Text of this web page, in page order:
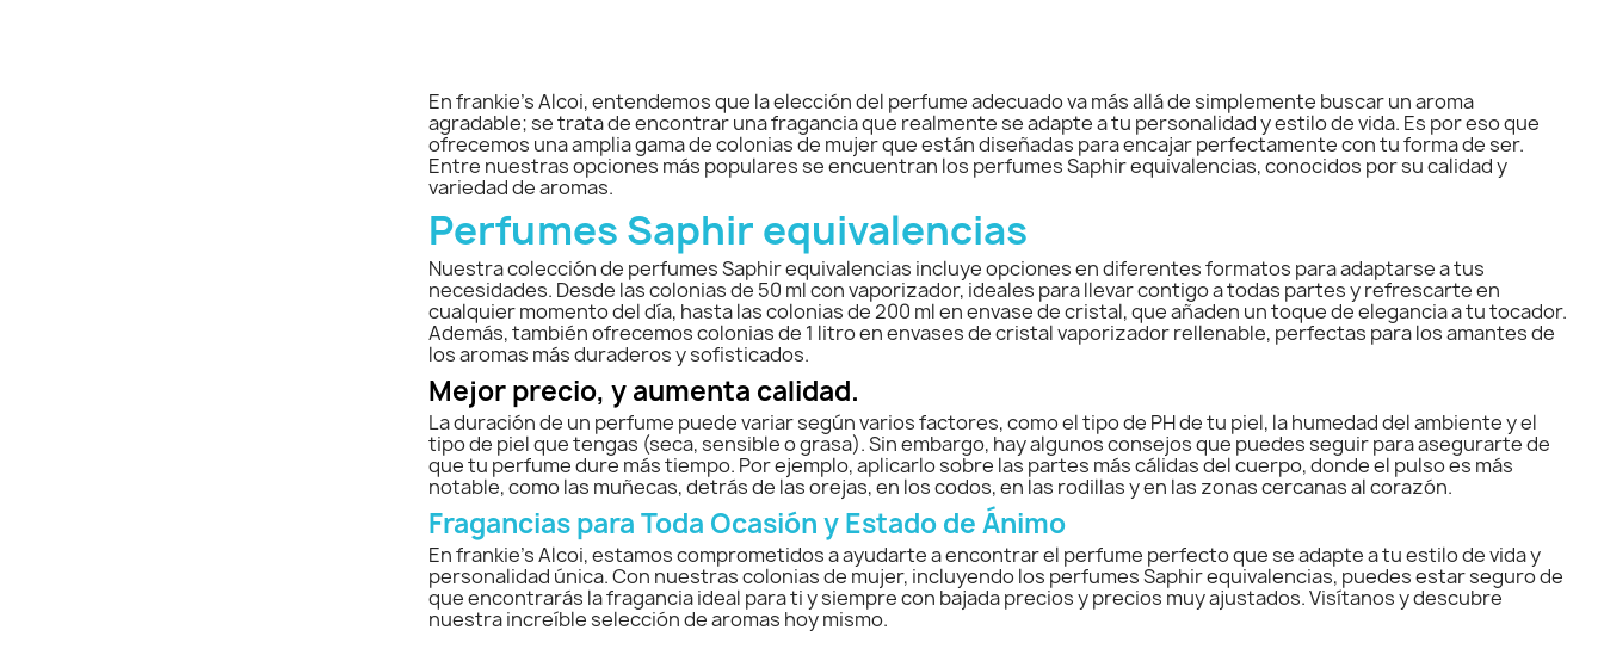
En frankie's Alcoi, entendemos que la elección del perfume adecuado va más allá de simplemente buscar un aroma
agradable; se trata de encontrar una fragancia que realmente se adapte a tu personalidad y estilo de vida. Es por eso que
ofrecemos una amplia gama de colonias de mujer que están diseñadas para encajar perfectamente con tu forma de ser.
Entre nuestras opciones más populares se encuentran los perfumes Saphir equivalencias, conocidos por su calidad y
variedad de aromas.
Perfumes Saphir equivalencias
Nuestra colección de perfumes Saphir equivalencias incluye opciones en diferentes formatos para adaptarse a tus
necesidades. Desde las colonias de 50 ml con vaporizador, ideales para llevar contigo a todas partes y refrescarte en
cualquier momento del día, hasta las colonias de 200 ml en envase de cristal, que añaden un toque de elegancia a tu tocador.
Además, también ofrecemos colonias de 1 litro en envases de cristal vaporizador rellenable, perfectas para los amantes de
los aromas más duraderos y sofisticados.
Mejor precio, y aumenta calidad.
La duración de un perfume puede variar según varios factores, como el tipo de PH de tu piel, la humedad del ambiente y el
tipo de piel que tengas (seca, sensible o grasa). Sin embargo, hay algunos consejos que puedes seguir para asegurarte de
que tu perfume dure más tiempo. Por ejemplo, aplicarlo sobre las partes más cálidas del cuerpo, donde el pulso es más
notable, como las muñecas, detrás de las orejas, en los codos, en las rodillas y en las zonas cercanas al corazón.
Fragancias para Toda Ocasión y Estado de Ánimo
En frankie's Alcoi, estamos comprometidos a ayudarte a encontrar el perfume perfecto que se adapte a tu estilo de vida y
personalidad única. Con nuestras colonias de mujer, incluyendo los perfumes Saphir equivalencias, puedes estar seguro de
que encontrarás la fragancia ideal para ti y siempre con bajada precios y precios muy ajustados. Visítanos y descubre
nuestra increíble selección de aromas hoy mismo.